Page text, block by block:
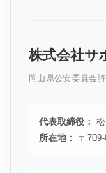
株式会社サ
岡山県公安委員会
代表取締役：
所在地：
〒